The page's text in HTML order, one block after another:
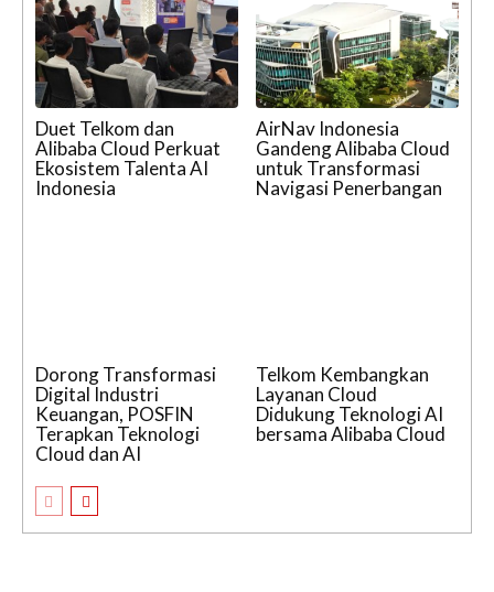
Duet Telkom dan
Alibaba Cloud Perkuat
Ekosistem Talenta AI
Indonesia
AirNav Indonesia
Gandeng Alibaba Cloud
untuk Transformasi
Navigasi Penerbangan
Dorong Transformasi
Digital Industri
Keuangan, POSFIN
Terapkan Teknologi
Cloud dan AI
Telkom Kembangkan
Layanan Cloud
Didukung Teknologi AI
bersama Alibaba Cloud